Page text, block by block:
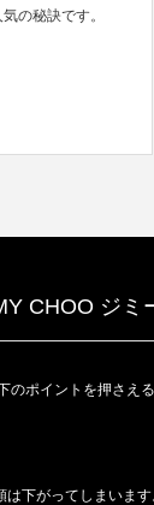
の秘訣です。
CHOO ジミ
ポイントを押さえ
下がってしまいま